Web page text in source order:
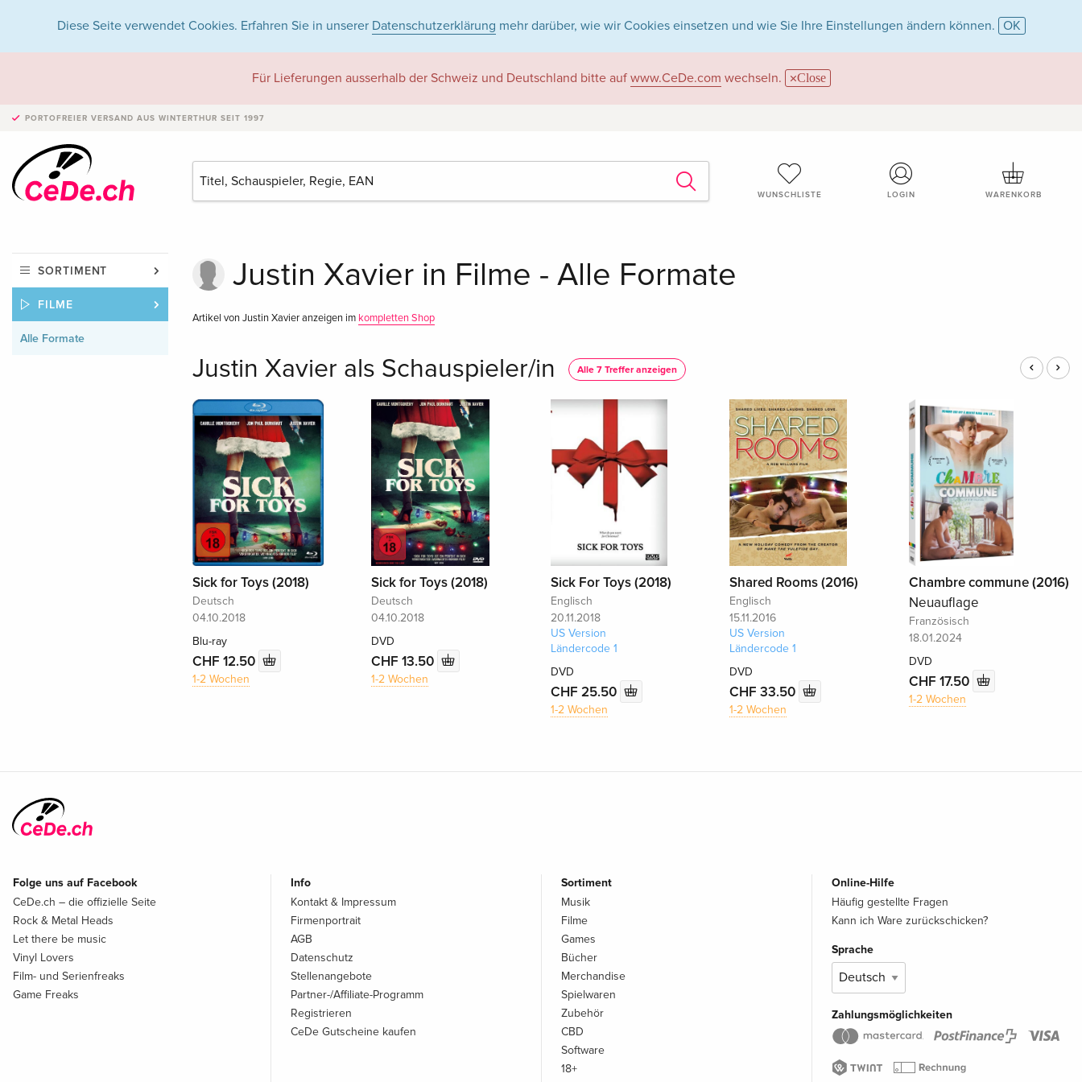
Diese Seite verwendet Cookies. Erfahren Sie in unserer Datenschutzerklärung mehr darüber, wie wir Cookies einsetzen und wie Sie Ihre Einstellungen ändern können. OK
Für Lieferungen ausserhalb der Schweiz und Deutschland bitte auf www.CeDe.com wechseln. Close
PORTOFREIER VERSAND AUS WINTERTHUR SEIT 1997
WUNSCHLISTE LOGIN WARENKORB
SORTIMENT
FILME
Alle Formate
Justin Xavier in Filme - Alle Formate
Artikel von Justin Xavier anzeigen im kompletten Shop
Justin Xavier als Schauspieler/in Alle 7 Treffer anzeigen
Sick for Toys (2018)
Deutsch
04.10.2018
Blu-ray
CHF 12.50
1-2 Wochen
Sick for Toys (2018)
Deutsch
04.10.2018
DVD
CHF 13.50
1-2 Wochen
Sick For Toys (2018)
Englisch
20.11.2018
US Version
Ländercode 1
DVD
CHF 25.50
1-2 Wochen
Shared Rooms (2016)
Englisch
15.11.2016
US Version
Ländercode 1
DVD
CHF 33.50
1-2 Wochen
Chambre commune (2016)
Neuauflage
Französisch
18.01.2024
DVD
CHF 17.50
1-2 Wochen
Folge uns auf Facebook
CeDe.ch – die offizielle Seite
Rock & Metal Heads
Let there be music
Vinyl Lovers
Film- und Serienfreaks
Game Freaks
Info
Kontakt & Impressum
Firmenportrait
AGB
Datenschutz
Stellenangebote
Partner-/Affiliate-Programm
Registrieren
CeDe Gutscheine kaufen
Sortiment
Musik
Filme
Games
Bücher
Merchandise
Spielwaren
Zubehör
CBD
Software
18+
Online-Hilfe
Häufig gestellte Fragen
Kann ich Ware zurückschicken?
Sprache
Zahlungsmöglichkeiten